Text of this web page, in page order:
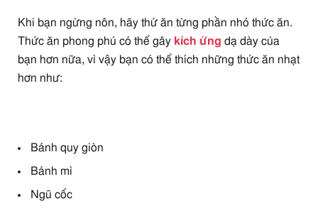
Khi bạn ngừng nôn, hãy thử ăn từng phần nhỏ thức ăn.
Thức ăn phong phú có thể gây kích ứng dạ dày của
bạn hơn nữa, vì vậy bạn có thể thích những thức ăn nhạt
hơn như:
Bánh quy giòn
Bánh mì
Ngũ cốc